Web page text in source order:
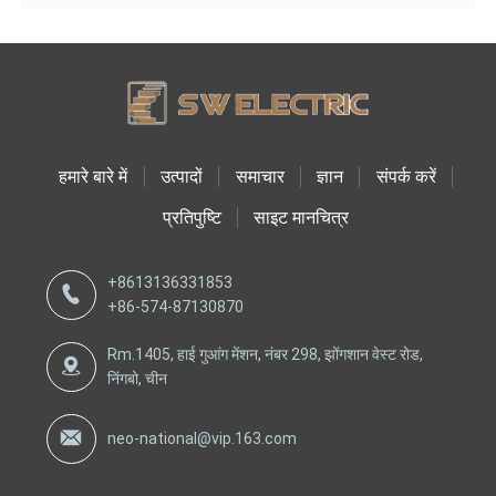
हमारे बारे में उत्पादों समाचार ज्ञान
संपर्क करें
प्रतिपुष्टि
साइट मानचित्र
+8613136331853
+86-574-87130870
Rm.1405, हाई गुआंग मेंशन, नंबर 298, झोंगशान वेस्ट रोड,
निंगबो, चीन
neo-national@vip.163.com